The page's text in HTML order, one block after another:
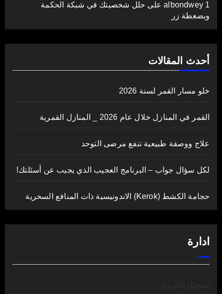
albondwey 1على حلل شخصيتك في شبكة الحكمة
وبضغطة زر
أحدث المقالات
خلو مسار القمر لسنة 2026
القمر في المنازل خلال عام 2026 _ المنازل القمرية
علاج ووصفة طبيعية تنفع مرضى التوحد
لكل سؤال جواب – البرنامج العجيب الذي يجيب عن أسئلتك!
حجامة الكشط (Kerok) الاندونيسية ذات المنافع السحرية
ادارة